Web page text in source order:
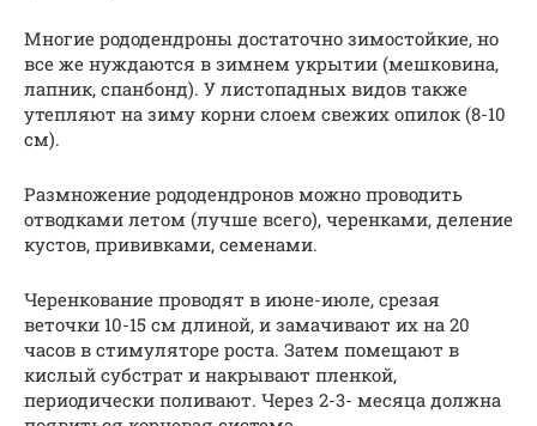
Многие рододендроны достаточно зимостойкие, но
все же нуждаются в зимнем укрытии (мешковина,
лапник, спанбонд). У листопадных видов также
утепляют на зиму корни слоем свежих опилок (8-10
см).
Размножение рододендронов можно проводить
отводками летом (лучше всего), черенками, деление
кустов, прививками, семенами.
Черенкование проводят в июне-июле, срезая
веточки 10-15 см длиной, и замачивают их на 20
часов в стимуляторе роста. Затем помещают в
кислый субстрат и накрывают пленкой,
периодически поливают. Через 2-3- месяца должна